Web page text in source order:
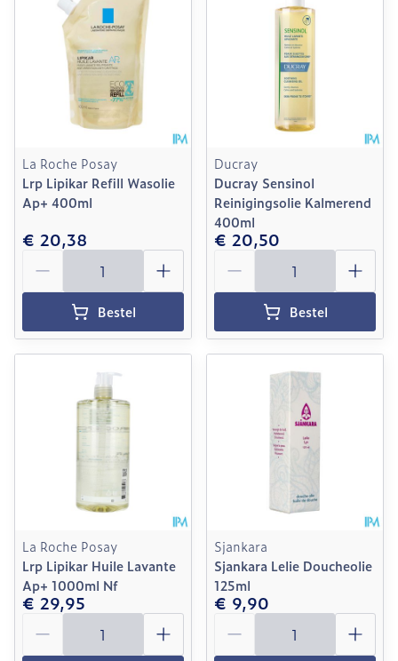
La Roche Posay
Lrp Lipikar Refill Wasolie
Ap+ 400ml
€ 20,38
Aantal
Bestel
Ducray
Ducray Sensinol
Reinigingsolie Kalmerend
400ml
€ 20,50
Aantal
Bestel
La Roche Posay
Lrp Lipikar Huile Lavante
Ap+ 1000ml Nf
€ 29,95
Aantal
Sjankara
Sjankara Lelie Doucheolie
125ml
€ 9,90
Aantal